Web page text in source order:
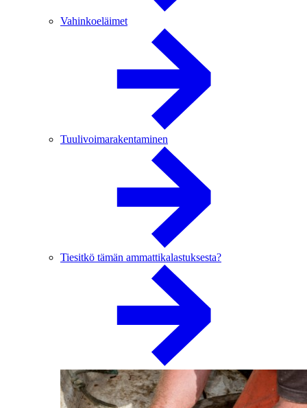
Vahinkoeläimet
Tuulivoimarakentaminen
Tiesitkö tämän ammattikalastuksesta?